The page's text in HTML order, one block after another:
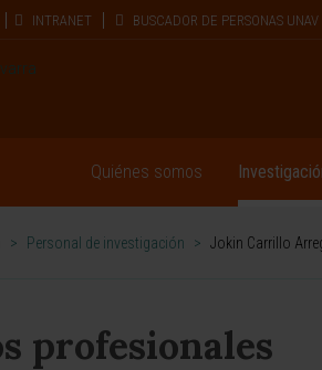
INTRANET BUSCADOR DE PERSONAS UNAV
Quiénes somos
> Personal de investigación > Jokin Carrillo
profesionales